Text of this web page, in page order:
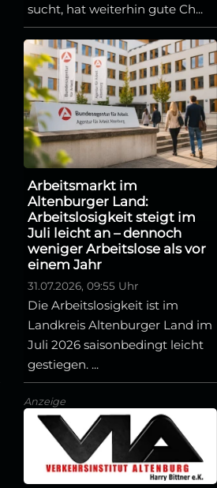
sucht, hat weiterhin gute Ch...
Arbeitsmarkt im
Altenburger Land:
Arbeitslosigkeit steigt im
Juli leicht an – dennoch
weniger Arbeitslose als vor
einem Jahr
31.07.2026, 09:55 Uhr
Die Arbeitslosigkeit ist im
Landkreis Altenburger Land im
Juli 2026 saisonbedingt leicht
gestiegen. ...
Anzeige